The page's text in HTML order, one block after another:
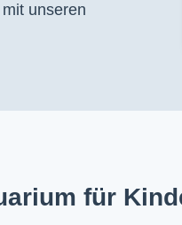
unseren
für